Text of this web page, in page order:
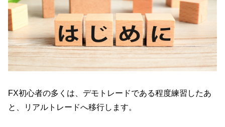
FX初心者の多くは、デモトレードである程度練習したあ
と、リアルトレードへ移行します。